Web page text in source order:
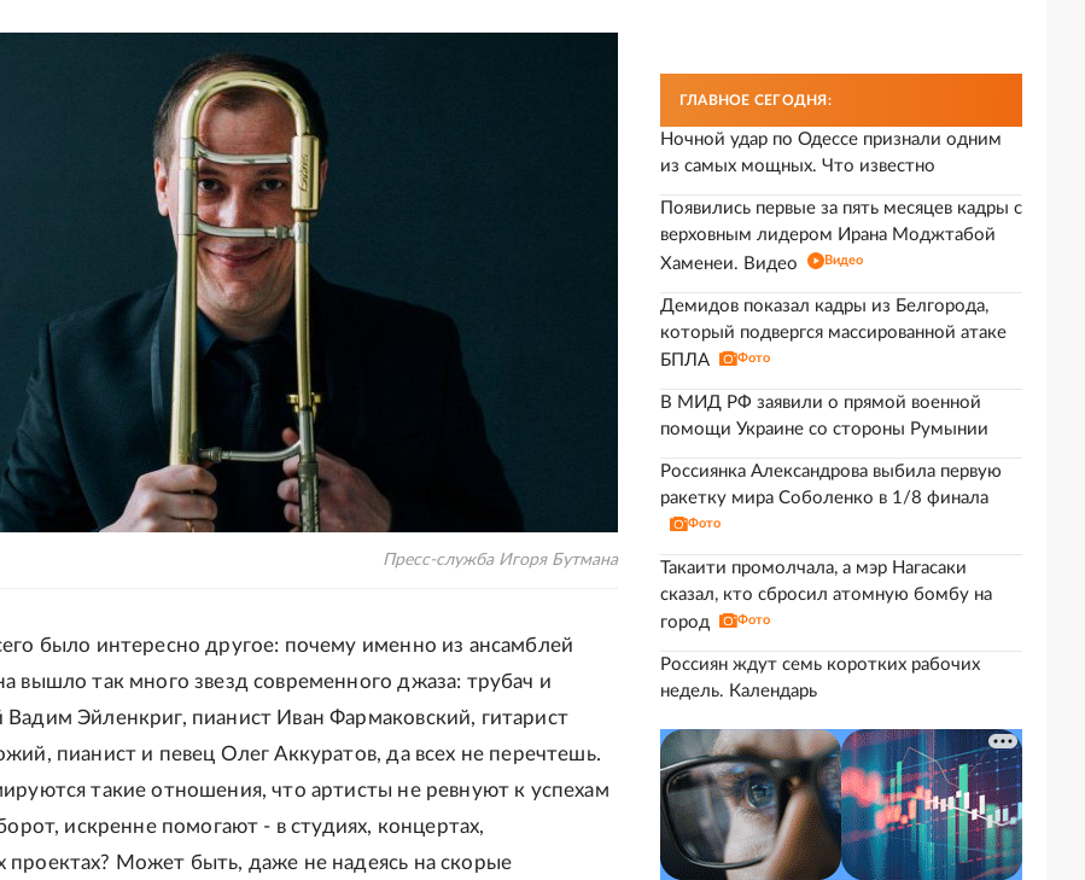
Пресс-служба Игоря Бутмана
было интересно другое: почему именно из ансамблей
вышло так много звезд современного джаза: трубач и
Эйленкриг, пианист Иван Фармаковский, гитарист
пианист и певец Олег Аккуратов, да всех не перечтешь.
такие отношения, что артисты не ревнуют к успехам
искренне помогают - в студиях, концертах,
Может быть, даже не надеясь на скорые
ГЛАВНОЕ СЕГОДНЯ:
Ночной удар по Одессе признали одним
из самых мощных. Что известно
Появились первые за пять месяцев кадры с
верховным лидером Ирана Моджтабой
Хаменеи. Видео
Видео
Демидов показал кадры из Белгорода,
который подвергся массированной атаке
БПЛА
Фото
В МИД РФ заявили о прямой военной
помощи Украине со стороны Румынии
Россиянка Александрова выбила первую
ракетку мира Соболенко в 1/8 финала
Фото
Такаити промолчала, а мэр Нагасаки
сказал, кто сбросил атомную бомбу на
город
Фото
Россиян ждут семь коротких рабочих
недель. Календарь